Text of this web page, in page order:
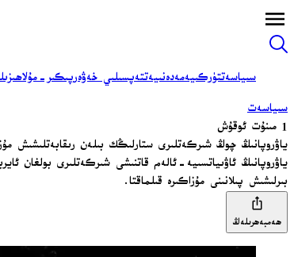
سىياسەتتۈركىيەمەدەنىيەتتەپسىلىي خەۋەرپىكىر-
سىياسەت
1 مىنۇت ئوقۇش
ياۋروپانىڭ چوڭ شىركەتلىرى ستارلىڭك بىلەن رىقابەتلىشىش
بىرلىشىش پىلانىنى مۇزاكىرە قىلماقتا.
ھەمبەھرىلەڭ